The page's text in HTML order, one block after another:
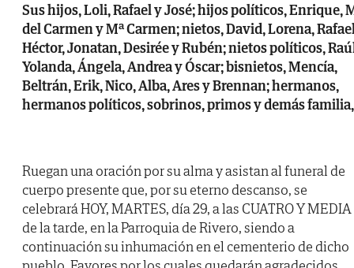
Sus hijos, Loli, Rafael y José; hijos políticos, Enrique,
del Carmen y Mª Carmen; nietos, David, Lorena,
Héctor, Jonatan, Desirée y Rubén; nietos políticos,
Yolanda, Ángela, Andrea y Óscar; bisnietos, Mencía,
Beltrán, Erik, Nico, Alba, Ares y Brennan; hermanos,
hermanos políticos, sobrinos, primos y demás familia,
Ruegan una oración por su alma y asistan al funeral de
cuerpo presente que, por su eterno descanso, se
celebrará HOY, MARTES, día 29, a las CUATRO Y MEDIA
de la tarde, en la Parroquia de Rivero, siendo a
continuación su inhumación en el cementerio de dicho